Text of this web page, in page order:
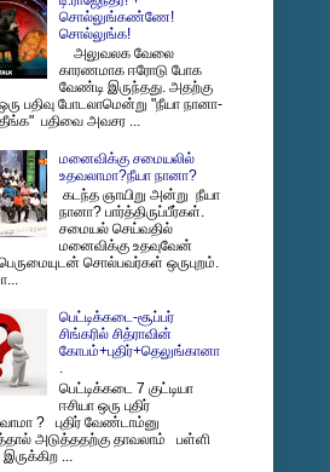
சொல்லுங்கண்ணே!
சொல்லுங்க!
அலுவலக வேலை
காரணமாக ஈரோடு போக
வேண்டி இருந்தது. அதற்கு
பதிவு போடலாமென்று "நீயா நானா-
பதிவை அவசர ...
மனைவிக்கு சமையலில்
உதவலாமா?நீயா நானா?
கடந்த ஞாயிறு அன்று நீயா
நானா? பார்த்திருப்பீர்கள்.
சமையல் செய்வதில்
மனைவிக்கு உதவுவேன்
சொல்பவர்கள் ஒருபுறம்.
பெட்டிக்கடை-சூப்பர்
சிங்கரில் சித்ராவின்
கோபம்+புதிர்+தெலுங்கானா
.
பெட்டிக்கடை 7 குட்டியா
ஈசியா ஒரு புதிர்
? புதிர் வேண்டாம்னு
அடுத்ததற்கு தாவலாம் பள்ளி
...